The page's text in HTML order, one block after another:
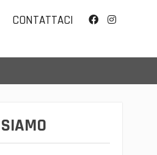
CONTATTACI
SIAMO